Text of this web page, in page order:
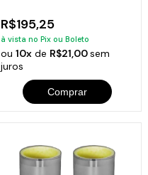
R$195,25
à vista no Pix ou Boleto
ou 10xde R$21,00sem
juros
Comprar